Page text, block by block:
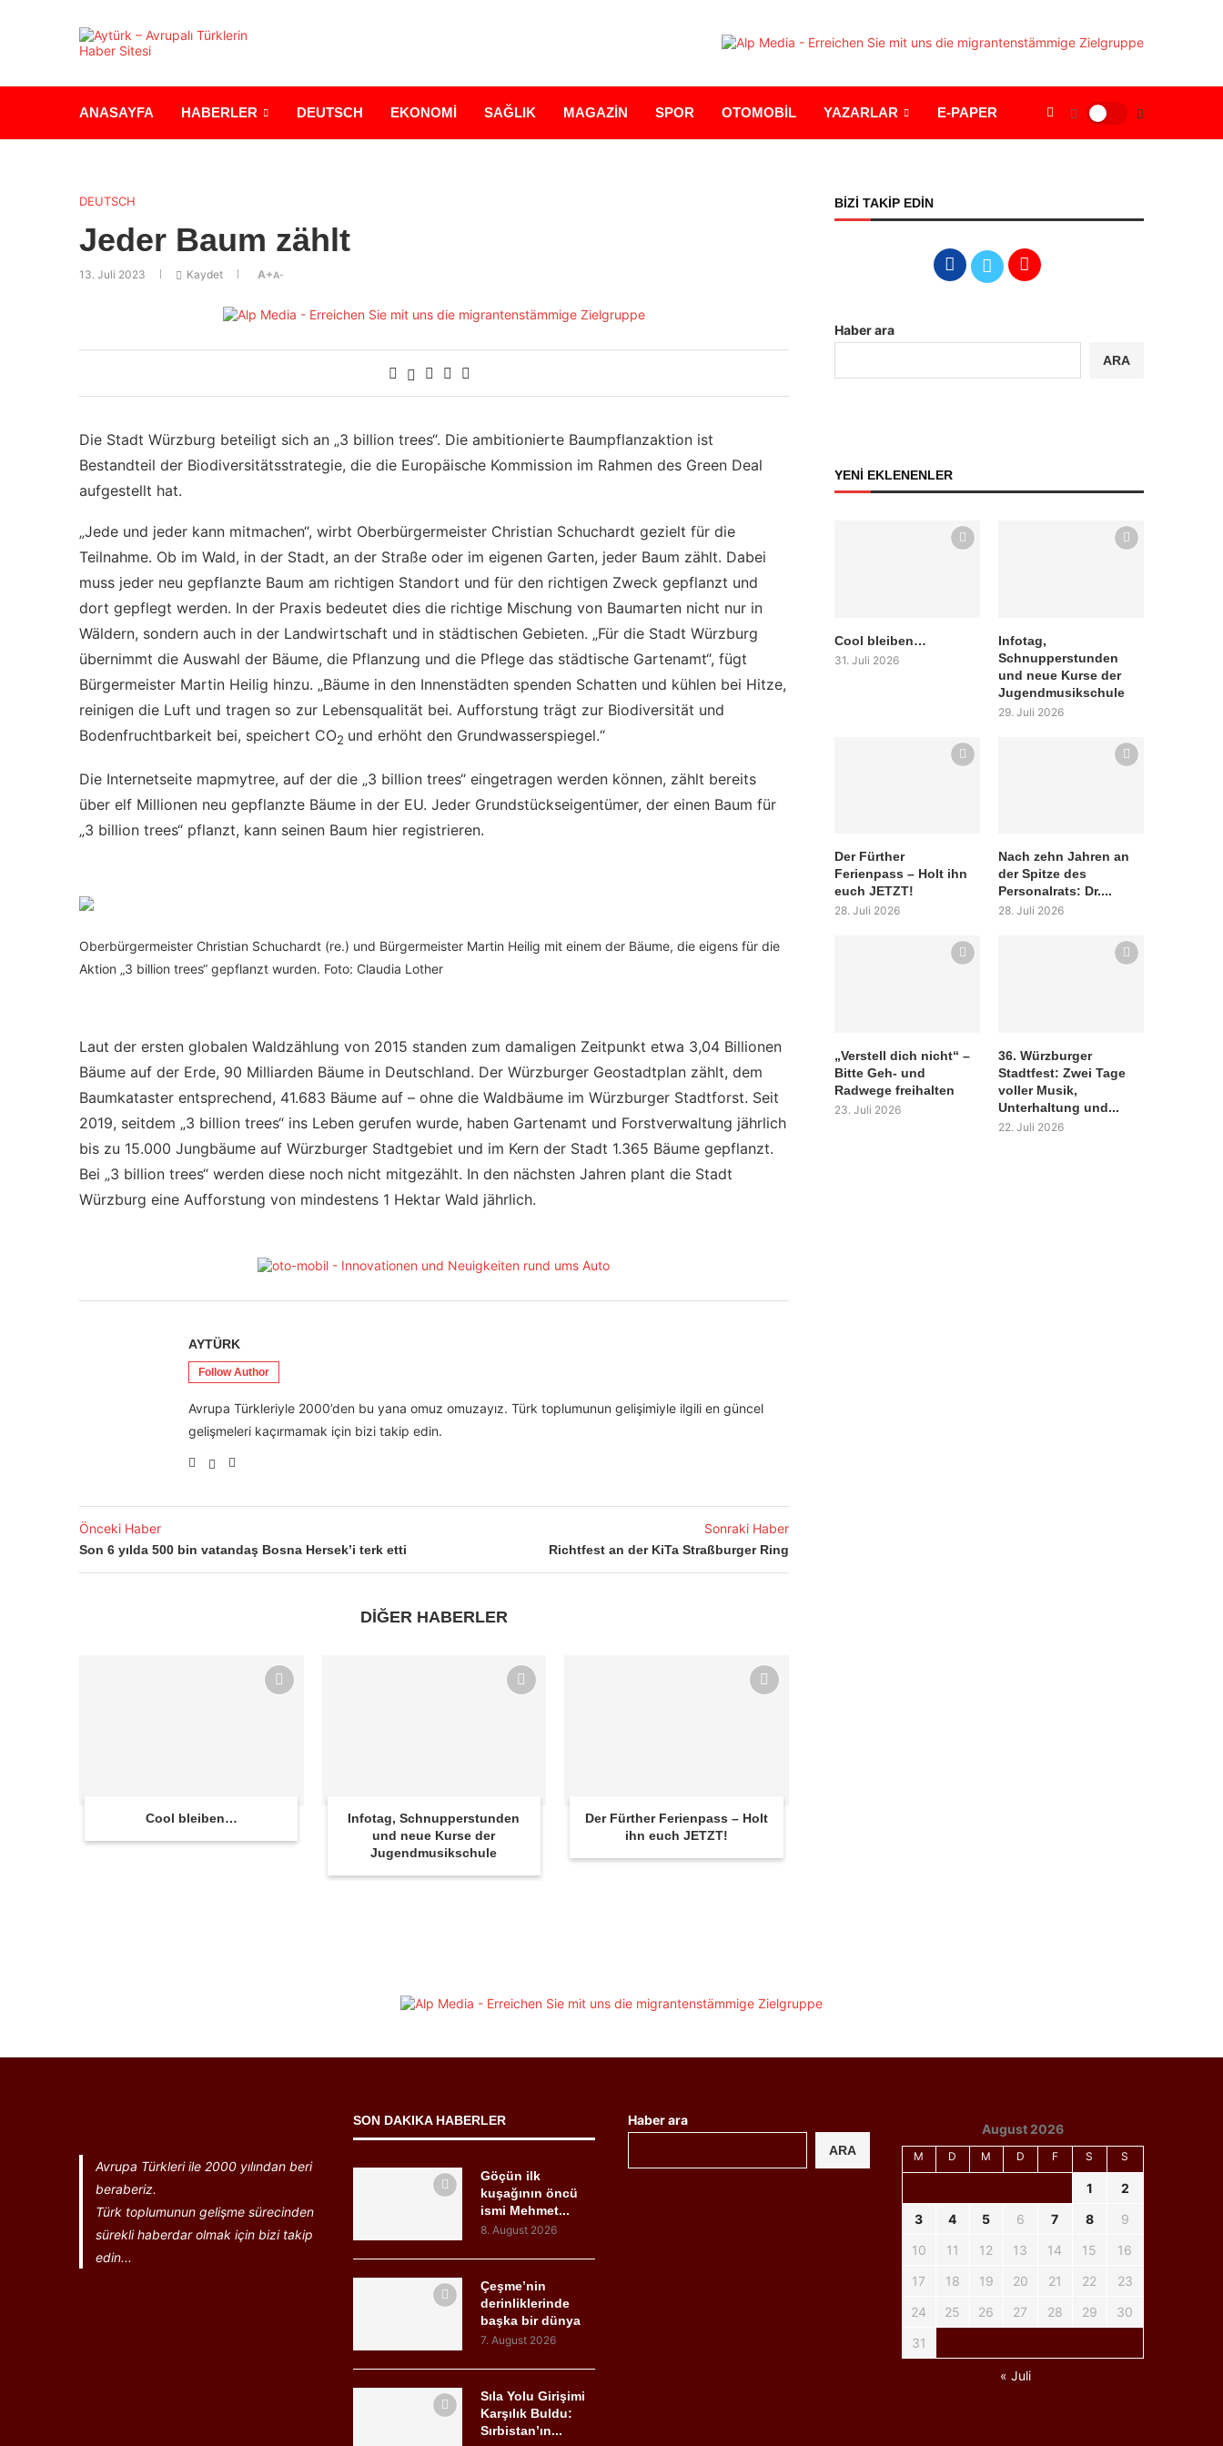
ANASAYFA HABERLER DEUTSCH EKONOMİ SAĞLIK MAGAZİN SPOR OTOMOBİL YAZARLAR E-PAPER
DEUTSCH
Jeder Baum zählt
13. Juli 2023 Kaydet A+A-
Die Stadt Würzburg beteiligt sich an „3 billion trees“. Die ambitionierte Baumpflanzaktion ist
Bestandteil der Biodiversitätsstrategie, die die Europäische Kommission im Rahmen des Green Deal
aufgestellt hat.
„Jede und jeder kann mitmachen“, wirbt Oberbürgermeister Christian Schuchardt gezielt für die
Teilnahme. Ob im Wald, in der Stadt, an der Straße oder im eigenen Garten, jeder Baum zählt. Dabei
muss jeder neu gepflanzte Baum am richtigen Standort und für den richtigen Zweck gepflanzt und
dort gepflegt werden. In der Praxis bedeutet dies die richtige Mischung von Baumarten nicht nur in
Wäldern, sondern auch in der Landwirtschaft und in städtischen Gebieten. „Für die Stadt Würzburg
übernimmt die Auswahl der Bäume, die Pflanzung und die Pflege das städtische Gartenamt“, fügt
Bürgermeister Martin Heilig hinzu. „Bäume in den Innenstädten spenden Schatten und kühlen bei Hitze,
reinigen die Luft und tragen so zur Lebensqualität bei. Aufforstung trägt zur Biodiversität und
Bodenfruchtbarkeit bei, speichert CO2 und erhöht den Grundwasserspiegel.“
Die Internetseite mapmytree, auf der die „3 billion trees“ eingetragen werden können, zählt bereits
über elf Millionen neu gepflanzte Bäume in der EU. Jeder Grundstückseigentümer, der einen Baum für
„3 billion trees“ pflanzt, kann seinen Baum hier registrieren.
Oberbürgermeister Christian Schuchardt (re.) und Bürgermeister Martin Heilig mit einem der Bäume, die eigens für die
Aktion „3 billion trees“ gepflanzt wurden. Foto: Claudia Lother
Laut der ersten globalen Waldzählung von 2015 standen zum damaligen Zeitpunkt etwa 3,04 Billionen
Bäume auf der Erde, 90 Milliarden Bäume in Deutschland. Der Würzburger Geostadtplan zählt, dem
Baumkataster entsprechend, 41.683 Bäume auf – ohne die Waldbäume im Würzburger Stadtforst. Seit
2019, seitdem „3 billion trees“ ins Leben gerufen wurde, haben Gartenamt und Forstverwaltung jährlich
bis zu 15.000 Jungbäume auf Würzburger Stadtgebiet und im Kern der Stadt 1.365 Bäume gepflanzt.
Bei „3 billion trees“ werden diese noch nicht mitgezählt. In den nächsten Jahren plant die Stadt
Würzburg eine Aufforstung von mindestens 1 Hektar Wald jährlich.
AYTÜRK
Follow Author
Avrupa Türkleriyle 2000’den bu yana omuz omuzayız. Türk toplumunun gelişimiyle ilgili en güncel
gelişmeleri kaçırmamak için bizi takip edin.
Önceki Haber
Son 6 yılda 500 bin vatandaş Bosna Hersek’i terk etti
Sonraki Haber
Richtfest an der KiTa Straßburger Ring
DİĞER HABERLER
Cool bleiben…
Infotag, Schnupperstunden
und neue Kurse der
Jugendmusikschule
Der Fürther Ferienpass – Holt
ihn euch JETZT!
BİZİ TAKİP EDİN
Haber ara
ARA
YENİ EKLENENLER
Cool bleiben…
31. Juli 2026
Infotag,
Schnupperstunden
und neue Kurse der
Jugendmusikschule
29. Juli 2026
Der Fürther
Ferienpass – Holt ihn
euch JETZT!
28. Juli 2026
Nach zehn Jahren an
der Spitze des
Personalrats: Dr....
28. Juli 2026
„Verstell dich nicht“ –
Bitte Geh- und
Radwege freihalten
23. Juli 2026
36. Würzburger
Stadtfest: Zwei Tage
voller Musik,
Unterhaltung und...
22. Juli 2026
Avrupa Türkleri ile 2000 yılından beri
beraberiz.
Türk toplumunun gelişme sürecinden
sürekli haberdar olmak için bizi takip
edin...
SON DAKIKA HABERLER
Göçün ilk
kuşağının öncü
ismi Mehmet...
8. August 2026
Çeşme’nin
derinliklerinde
başka bir dünya
7. August 2026
Sıla Yolu Girişimi
Karşılık Buldu:
Sırbistan’ın...
Haber ara
ARA
August 2026
M D M D F S S
1
2
3
4 5 6 7 8
9
10
11 12 13 14 15
16
17
18 19 20 21 22
23
24
25 26 27 28 29
30
31
« Juli